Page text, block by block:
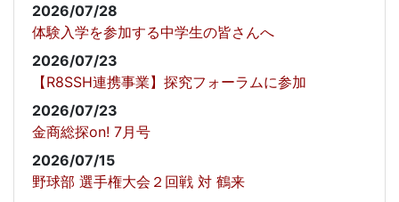
2026/07/28
体験入学を参加する中学生の皆さんへ
2026/07/23
【R8SSH連携事業】探究フォーラムに参加
2026/07/23
金商総探on! 7月号
2026/07/15
野球部 選手権大会２回戦 対 鶴来